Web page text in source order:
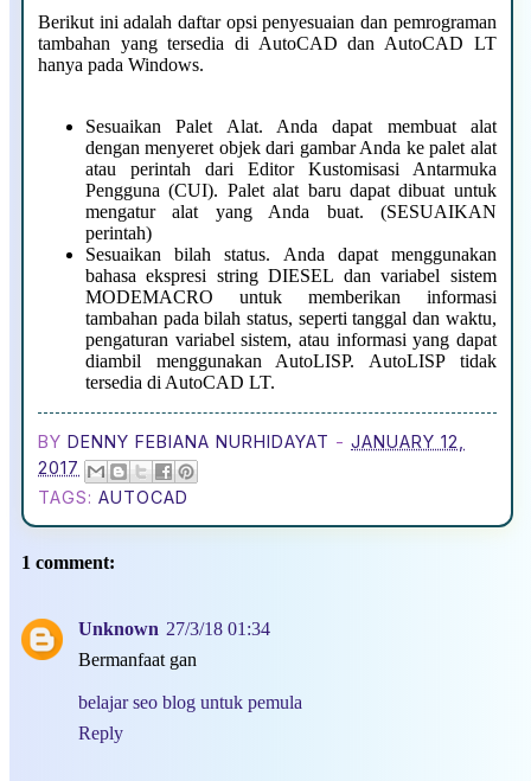
Berikut ini adalah daftar opsi penyesuaian dan pemrograman
tambahan yang tersedia di AutoCAD dan AutoCAD LT
hanya pada Windows.
Sesuaikan Palet Alat. Anda dapat membuat alat
dengan menyeret objek dari gambar Anda ke palet alat
atau perintah dari Editor Kustomisasi Antarmuka
Pengguna (CUI). Palet alat baru dapat dibuat untuk
mengatur alat yang Anda buat. (SESUAIKAN
perintah)
Sesuaikan bilah status. Anda dapat menggunakan
bahasa ekspresi string DIESEL dan variabel sistem
MODEMACRO untuk memberikan informasi
tambahan pada bilah status, seperti tanggal dan waktu,
pengaturan variabel sistem, atau informasi yang dapat
diambil menggunakan AutoLISP. AutoLISP tidak
tersedia di AutoCAD LT.
BY DENNY FEBIANA NURHIDAYAT - JANUARY 12,
2017
TAGS: AUTOCAD
1 comment:
Unknown 27/3/18 01:34
Bermanfaat gan
belajar seo blog untuk pemula
Reply